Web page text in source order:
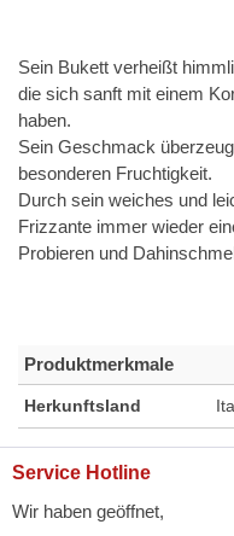
Sein Bukett verheißt
die sich sanft mit einem
haben.
Sein Geschmack
besonderen Fruchtigkeit.
Durch sein weiches und
Frizzante immer wieder
Probieren und
Produktmerkmale
Herkunftsland
Service Hotline
Wir haben geöffnet,